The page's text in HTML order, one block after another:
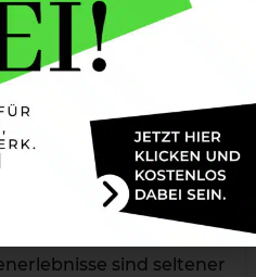
– so werden
greifbar
sind seltener